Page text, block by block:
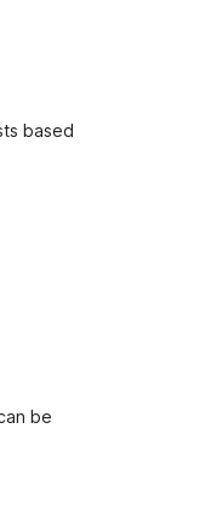
based
be